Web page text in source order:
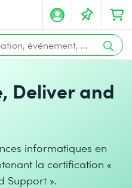
Deliver and
informatiques en
la certification «
Support ».